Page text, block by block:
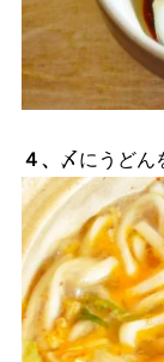
４、 〆にうどん